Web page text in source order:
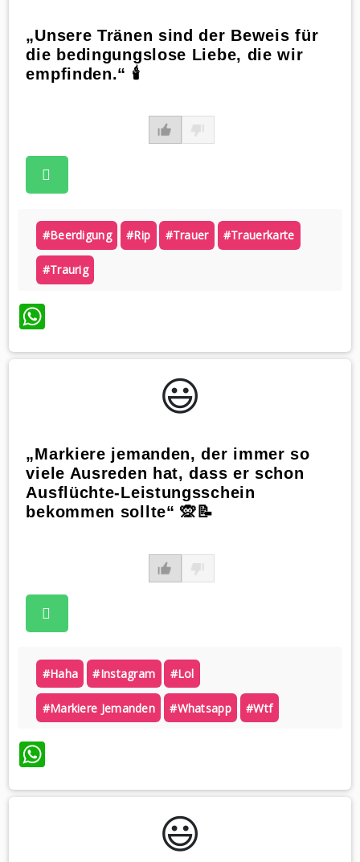
„Unsere Tränen sind der Beweis für
die bedingungslose Liebe, die wir
empfinden.“ 🕯
#beerdigung #rip #trauer #trauerkarte
#traurig
WhatsApp
😃️
„Markiere jemanden, der immer so
viele Ausreden hat, dass er schon
Ausflüchte-Leistungsschein
bekommen sollte“ 🙊📝
#haha #instagram #lol
#markiere Jemanden #whatsapp #wtf
WhatsApp
😃️